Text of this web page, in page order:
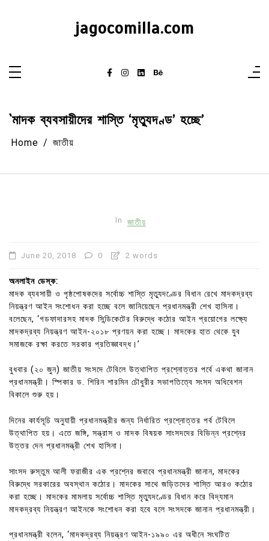
jagocomilla.com
`মাদক ব্যবসায়ীদের শাস্তি ‘মৃত্যুদণ্ড’ হচ্ছে’
Home জাতীয়
In জাতীয়
June 20, 2018 0 2 words
অনলাইন ডেস্ক:
মাদক ব্যবসায়ী ও পৃষ্ঠপোষকদের সর্বোচ্চ শাস্তি মৃত্যুদণ্ডের বিধান রেখে মাদকদ্রব্য
নিয়ন্ত্রণ আইন সংশোধন করা হচ্ছে বলে জানিয়েছেন প্রধানমন্ত্রী শেখ হাসিনা।
বলেছেন, ‘গডফাদারসহ মাদক সিন্ডিকেটের বিরুদ্ধে কঠোর আইন প্রয়োগের লক্ষ্যে
মাদকদ্রব্য নিয়ন্ত্রণ আইন-২০১৮ প্রণয়ন করা হচ্ছে। মাদকের হাত থেকে যুব
সমাজকে রক্ষা করতে সরকার প্রতিজ্ঞাবদ্ধ।’
বুধবার (২০ জুন) জাতীয় সংসদে টেবিলে উত্থাপিত প্রশ্নোত্তর পর্বে একথা জানান
প্রধানমন্ত্রী। স্পিকার ড. শিরিন শারমিন চৌধুরীর সভাপতিত্বে সংসদ অধিবেশন
বিকালে শুরু হয়।
দিনের কার্যসূচি অনুযায়ী প্রধানমন্ত্রীর জন্য নির্ধারিত প্রশ্নোত্তর পর্ব টেবিলে
উত্থাপিত হয়। এতে জঙ্গি, সন্ত্রাস ও মাদক বিষয়ক সাংসদদের বিভিন্ন প্রশ্নের
উত্তর দেন প্রধানমন্ত্রী শেখ হাসিনা।
সাংসদ রুস্তুম আলী ফরাজীর এক প্রশ্নের জবাবে প্রধানমন্ত্রী জানান, মাদকের
বিরুদ্ধে সরকারের অবস্থান কঠোর। মাদকের সাথে জড়িতদের শাস্তি আরও কঠোর
করা হচ্ছে। মাদকের মামলায় সর্বোচ্চ শাস্তি মৃত্যুদণ্ডের বিধান করে বিদ্যমান
মাদকদ্রব্য নিয়ন্ত্রণ আইনকে সংশোধন করা হবে বলে সংসদকে জানান প্রধানমন্ত্রী।
প্রধানমন্ত্রী বলেন, ‘মাদকদ্রব্য নিয়ন্ত্রণ আইন-১৯৯০ এর অধীনে সংঘটিত